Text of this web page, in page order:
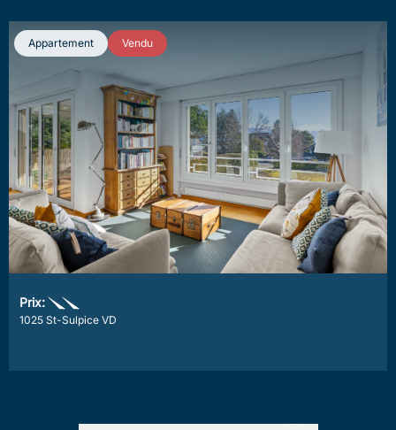
Appartement Vendu
1025 St-Sulpice VD
Prix: